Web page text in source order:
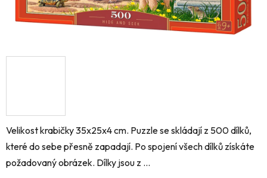
Velikost krabičky 35x25x4 cm. Puzzle se skládají z 500 dílků,
které do sebe přesně zapadají. Po spojení všech dílků získáte
požadovaný obrázek. Dílky jsou z ...